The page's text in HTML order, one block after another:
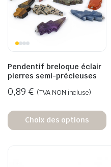
Pendentif breloque éclair
pierres semi-précieuses
0,89 € (TVA NON incluse)
Choix des options